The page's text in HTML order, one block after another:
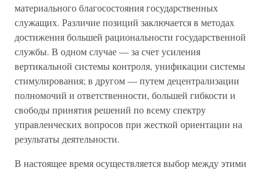
материального благосостояния государственных
служащих. Различие позиций заключается в методах
достижения большей рациональности государственной
службы. В одном случае — за счет усиления
вертикальной системы контроля, унификации системы
стимулирования; в другом — путем децентрализации
полномочий и ответственности, большей гибкости и
свободы принятия решений по всему спектру
управленческих вопросов при жесткой ориентации на
результаты деятельности.
В настоящее время осуществляется выбор между этими